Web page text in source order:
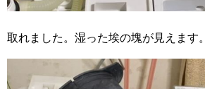
取れました。湿った埃の塊が見えます。